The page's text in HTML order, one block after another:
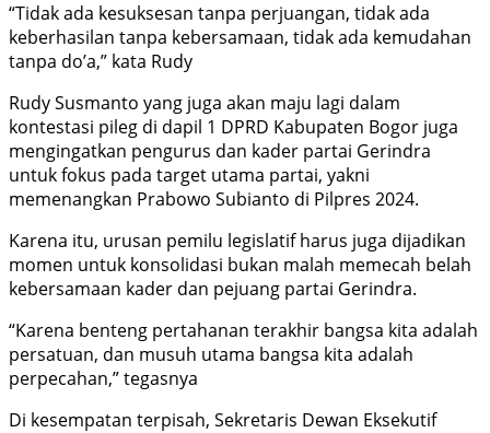
“Tidak ada kesuksesan tanpa perjuangan, tidak ada
keberhasilan tanpa kebersamaan, tidak ada kemudahan
tanpa do’a,” kata Rudy
Rudy Susmanto yang juga akan maju lagi dalam
kontestasi pileg di dapil 1 DPRD Kabupaten Bogor juga
mengingatkan pengurus dan kader partai Gerindra
untuk fokus pada target utama partai, yakni
memenangkan Prabowo Subianto di Pilpres 2024.
Karena itu, urusan pemilu legislatif harus juga dijadikan
momen untuk konsolidasi bukan malah memecah belah
kebersamaan kader dan pejuang partai Gerindra.
“Karena benteng pertahanan terakhir bangsa kita adalah
persatuan, dan musuh utama bangsa kita adalah
perpecahan,” tegasnya
Di kesempatan terpisah, Sekretaris Dewan Eksekutif